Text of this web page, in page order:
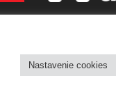
Nastavenie cookies